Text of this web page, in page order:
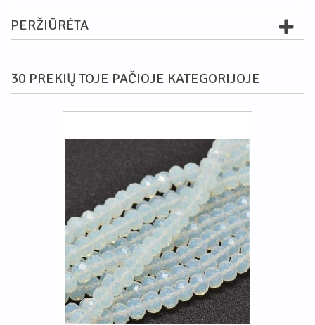
PERŽIŪRĖTA
30 PREKIŲ TOJE PAČIOJE KATEGORIJOJE